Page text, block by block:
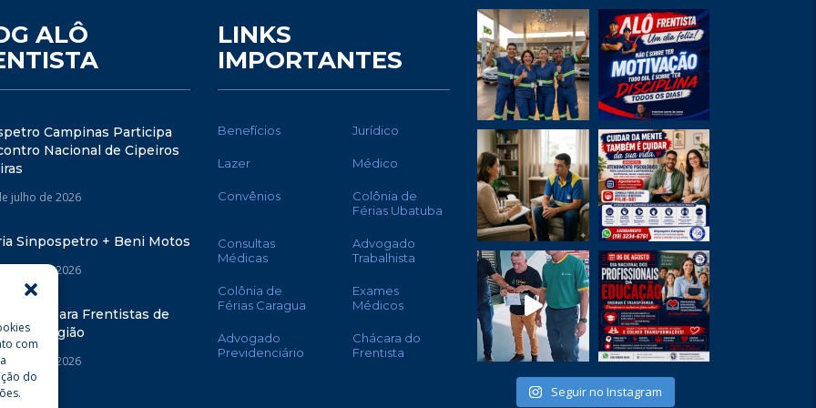
com
do
ALÔ
Campinas Participa
Nacional de Cipeiros
julho de 2026
Sinpospetro + Beni Motos
julho de 2026
para Frentistas de
e Região
julho de 2026
LINKS
IMPORTANTES
Benefícios Jurídico
Lazer Médico
Convênios
Colônia de
Férias Ubatuba
Consultas
Médicas
Advogado
Trabalhista
Colônia de
Férias Caragua
Exames
Médicos
Advogado
Previdenciário
Chácara do
Frentista
Seguir no Instagram